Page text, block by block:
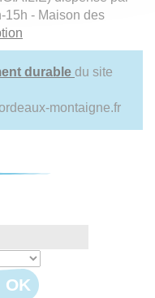
15h - Maison des
durable du site
montaigne.fr
OK